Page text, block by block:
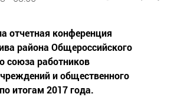
отчетная конференция
района Общероссийского
союза работников
и общественного
итогам 2017 года.